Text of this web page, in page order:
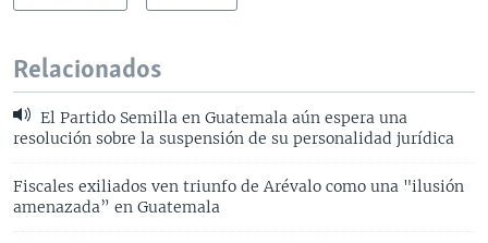
Relacionados
El Partido Semilla en Guatemala aún espera una
resolución sobre la suspensión de su personalidad jurídica
Fiscales exiliados ven triunfo de Arévalo como una "ilusión
amenazada” en Guatemala